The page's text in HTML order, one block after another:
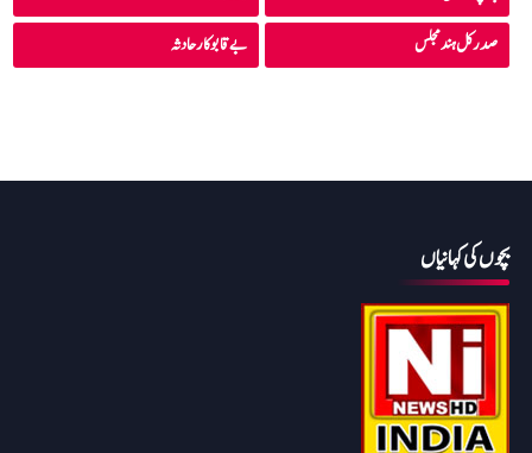
بے قابو کار حادثہ
صدرکل ہند مجلس
بچوں کی کہانیاں